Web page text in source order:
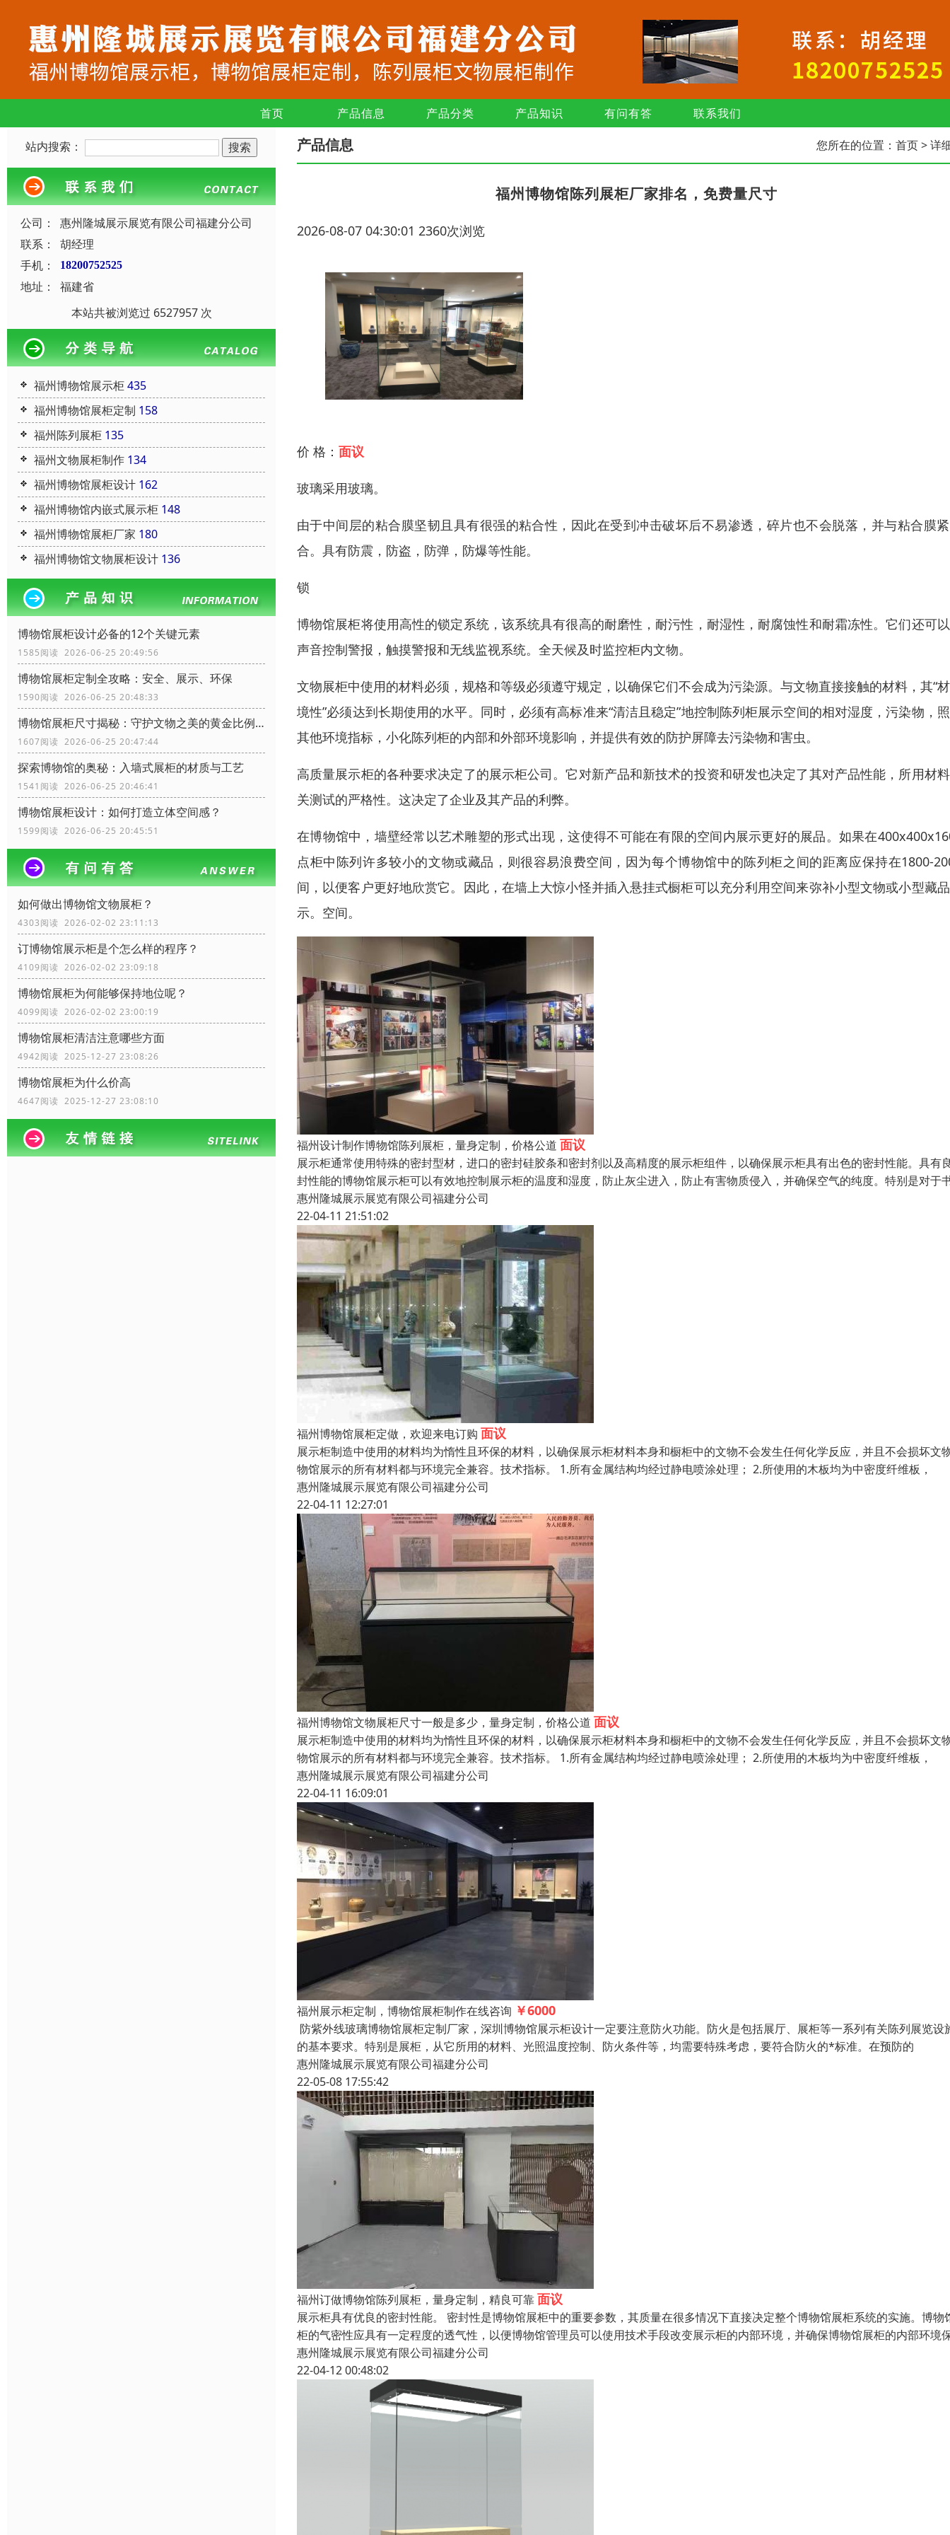
首页 产品信息 产品分类 产品知识 有问有答 联系我们
站内搜索：
公司：
惠州隆城展示展览有限公司福建分公司
联系：
胡经理
手机：
18200752525
地址：
福建省
本站共被浏览过 6527957 次
福州博物馆展示柜435
福州博物馆展柜定制 158
福州陈列展柜 135
福州文物展柜制作 134
福州博物馆展柜设计 162
福州博物馆内嵌式展示柜 148
福州博物馆展柜厂家 180
福州博物馆文物展柜设计 136
博物馆展柜设计必备的12个关键元素
1585阅读 2026-06-25 20:49:56
博物馆展柜定制全攻略：安全、展示、环保
1590阅读 2026-06-25 20:48:33
博物馆展柜尺寸揭秘：守护文物之美的黄金比例！
1607阅读 2026-06-25 20:47:44
探索博物馆的奥秘：入墙式展柜的材质与工艺
1541阅读 2026-06-25 20:46:41
博物馆展柜设计：如何打造立体空间感？
1599阅读 2026-06-25 20:45:51
如何做出博物馆文物展柜？
4303阅读 2026-02-02 23:11:13
订博物馆展示柜是个怎么样的程序？
4109阅读 2026-02-02 23:09:18
博物馆展柜为何能够保持地位呢？
4099阅读 2026-02-02 23:00:19
博物馆展柜清洁注意哪些方面
4942阅读 2025-12-27 23:08:26
博物馆展柜为什么价高
4647阅读 2025-12-27 23:08:10
产品信息 您所在的位置： 首页> 详
福州博物馆陈列展柜厂家排名，免费量尺寸
2026-08-07 04:30:01 2360次浏览
价 格： 面议
玻璃采用玻璃。
由于中间层的粘合膜坚韧且具有很强的粘合性，因此在受到冲击破坏后不易渗透，碎片也不会脱落，并与粘合膜
合。具有防震，防盗，防弹，防爆等性能。
锁
博物馆展柜将使用高性的锁定系统，该系统具有很高的耐磨性，耐污性，耐湿性，耐腐蚀性和耐霜冻性。它们还可
声音控制警报，触摸警报和无线监视系统。全天候及时监控柜内文物。
文物展柜中使用的材料必须，规格和等级必须遵守规定，以确保它们不会成为污染源。与文物直接接触的材料，其“
境性”必须达到长期使用的水平。同时，必须有高标准来“清洁且稳定”地控制陈列柜展示空间的相对湿度，污染物，
其他环境指标，小化陈列柜的内部和外部环境影响，并提供有效的防护屏障去污染物和害虫。
高质量展示柜的各种要求决定了的展示柜公司。它对新产品和新技术的投资和研发也决定了其对产品性能，所用材
关测试的严格性。这决定了企业及其产品的利弊。
在博物馆中，墙壁经常以艺术雕塑的形式出现，这使得不可能在有限的空间内展示更好的展品。如果在
点柜中陈列许多较小的文物或藏品，则很容易浪费空间，因为每个博物馆中的陈列柜之间的距离应保持在1800-
间，以便客户更好地欣赏它。因此，在墙上大惊小怪并插入悬挂式橱柜可以充分利用空间来弥补小型文物或小型藏
示。空间。
福州设计制作博物馆陈列展柜，量身定制，价格公道 面议
展示柜通常使用特殊的密封型材，进口的密封硅胶条和密封剂以及高精度的展示柜组件，以确保展示柜具有出色的密封性能。具有
封性能的博物馆展示柜可以有效地控制展示柜的温度和湿度，防止灰尘进入，防止有害物质侵入，并确保空气的纯度。特别是对于
惠州隆城展示展览有限公司福建分公司
22-04-11 21:51:02
福州博物馆展柜定做，欢迎来电订购 面议
展示柜制造中使用的材料均为惰性且环保的材料，以确保展示柜材料本身和橱柜中的文物不会发生任何化学反应，并且不会损坏文
物馆展示的所有材料都与环境完全兼容。技术指标。 1.所有金属结构均经过静电喷涂处理； 2.所使用的木板均为中密度纤维板，
惠州隆城展示展览有限公司福建分公司
22-04-11 12:27:01
福州博物馆文物展柜尺寸一般是多少，量身定制，价格公道 面议
展示柜制造中使用的材料均为惰性且环保的材料，以确保展示柜材料本身和橱柜中的文物不会发生任何化学反应，并且不会损坏文
物馆展示的所有材料都与环境完全兼容。技术指标。 1.所有金属结构均经过静电喷涂处理； 2.所使用的木板均为中密度纤维板，
惠州隆城展示展览有限公司福建分公司
22-04-11 16:09:01
福州展示柜定制，博物馆展柜制作在线咨询 ￥6000
防紫外线玻璃博物馆展柜定制厂家，深圳博物馆展示柜设计一定要注意防火功能。防火是包括展厅、展柜等一系列有关陈列展览设
的基本要求。特别是展柜，从它所用的材料、光照温度控制、防火条件等，均需要特殊考虑，要符合防火的*标准。在预防的
惠州隆城展示展览有限公司福建分公司
22-05-08 17:55:42
福州订做博物馆陈列展柜，量身定制，精良可靠面议
展示柜具有优良的密封性能。 密封性是博物馆展柜中的重要参数，其质量在很多情况下直接决定整个博物馆展柜系统的实施。博物
柜的气密性应具有一定程度的透气性，以便博物馆管理员可以使用技术手段改变展示柜的内部环境，并确保博物馆展柜的内部环境
惠州隆城展示展览有限公司福建分公司
22-04-12 00:48:02